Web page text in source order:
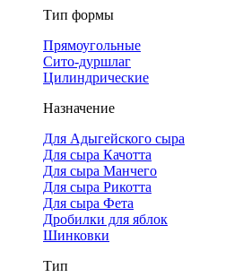
Тип формы
Прямоугольные
Сито-дуршлаг
Цилиндрические
Назначение
Для Адыгейского сыра
Для сыра Качотта
Для сыра Манчего
Для сыра Рикотта
Для сыра Фета
Дробилки для яблок
Шинковки
Тип